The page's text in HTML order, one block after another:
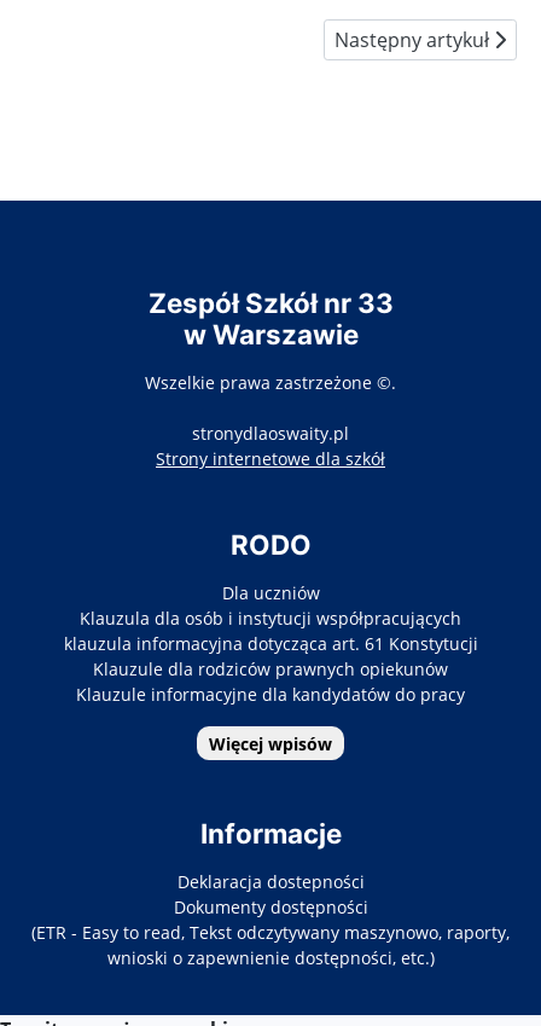
Następny artykuł:
Następny artykuł
Zespół Szkół nr 33
w Warszawie
Wszelkie prawa zastrzeżone ©.
stronydlaoswaity.pl
Strony internetowe dla szkółotwiera się w
RODO
Dla uczniów
Klauzula dla osób i instytucji współpracujących
klauzula informacyjna dotycząca art. 61 Konstytucji
Klauzule dla rodziców prawnych opiekunów
Klauzule informacyjne dla kandydatów do pracy
Więcej wpisów
Informacje
Deklaracja dostepności
Dokumenty dostępności
(ETR - Easy to read, Tekst odczytywany maszynowo, raporty,
wnioski o zapewnienie dostępności, etc.)